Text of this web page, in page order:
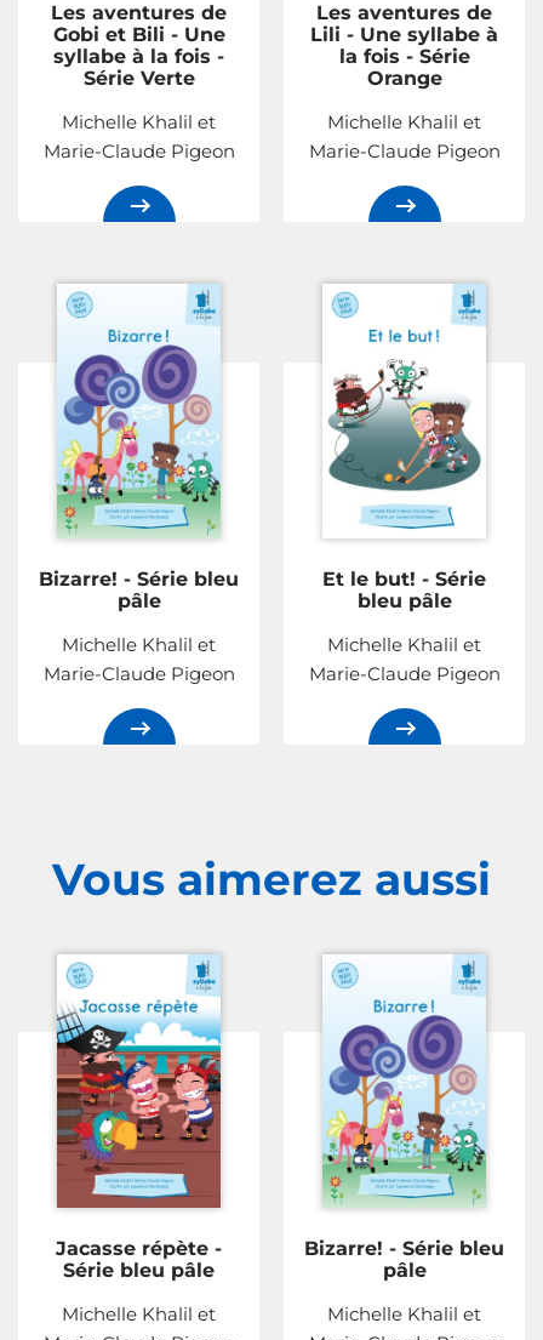
Les aventures de
Gobi et Bili - Une
syllabe à la fois -
Série Verte
Michelle Khalil et
Marie-Claude Pigeon
Les aventures de
Lili - Une syllabe à
la fois - Série
Orange
Michelle Khalil et
Marie-Claude Pigeon
Bizarre! - Série bleu
pâle
Michelle Khalil et
Marie-Claude Pigeon
Et le but! - Série
bleu pâle
Michelle Khalil et
Marie-Claude Pigeon
Vous aimerez aussi
Jacasse répète -
Série bleu pâle
Michelle Khalil et
Bizarre! - Série bleu
pâle
Michelle Khalil et